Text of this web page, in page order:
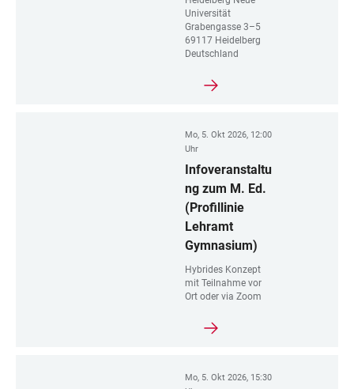
Universität
Grabengasse 3–5
69117 Heidelberg
Deutschland
Mo, 5. Okt 2026, 12:00
Uhr
Infoveranstaltu
ng zum M. Ed.
(Profillinie
Lehramt
Gymnasium)
Hybrides Konzept
mit Teilnahme vor
Ort oder via Zoom
Mo, 5. Okt 2026, 15:30